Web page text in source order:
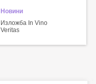
Новини
Изложба In Vino
Veritas